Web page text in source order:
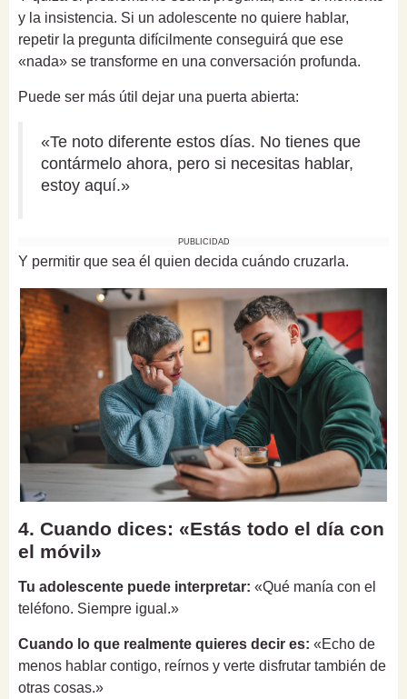
y la insistencia. Si un adolescente no quiere hablar,
repetir la pregunta difícilmente conseguirá que ese
«nada» se transforme en una conversación profunda.
Puede ser más útil dejar una puerta abierta:
«Te noto diferente estos días. No tienes que
contármelo ahora, pero si necesitas hablar,
estoy aquí.»
PUBLICIDAD
Y permitir que sea él quien decida cuándo cruzarla.
4. Cuando dices: «Estás todo el día con
el móvil»
Tu adolescente puede interpretar: «Qué manía con el
teléfono. Siempre igual.»
Cuando lo que realmente quieres decir es: «Echo de
menos hablar contigo, reírnos y verte disfrutar también de
otras cosas.»